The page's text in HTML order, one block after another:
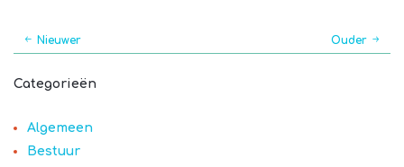
Nieuwer Ouder
Categorieën
Algemeen
Bestuur